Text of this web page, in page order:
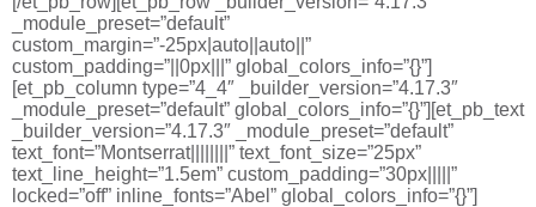
_module_preset=”default”
custom_margin=”-25px|auto||auto||”
custom_padding=”||0px|||” global_colors_info=”{}”]
[et_pb_column type=”4_4″ _builder_version=”4.17.3″
_module_preset=”default” global_colors_info=”{}”][et_pb_text
_builder_version=”4.17.3″ _module_preset=”default”
text_font=”Montserrat||||||||” text_font_size=”25px”
text_line_height=”1.5em” custom_padding=”30px|||||”
locked=”off” inline_fonts=”Abel” global_colors_info=”{}”]